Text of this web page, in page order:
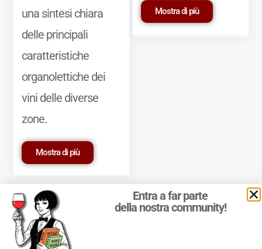
una sintesi chiara
delle principali
caratteristiche
organolettiche dei
vini delle diverse
zone.
Mostra di più
Mostra di più
Entra a far parte
della nostra community!